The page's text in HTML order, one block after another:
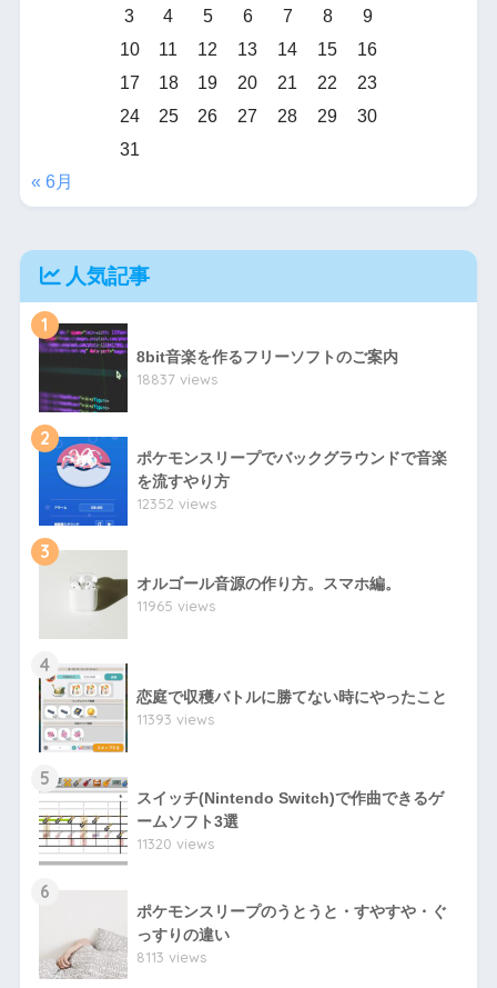
3
4 5 6 7 8
9
10
11 12 13 14 15
16
17
18 19 20 21 22
23
24
25 26 27 28 29
30
31
« 6月
人気記事
1
8bit音楽を作るフリーソフトのご案内
18837 views
2
ポケモンスリープでバックグラウンドで音楽
を流すやり方
12352 views
3
オルゴール音源の作り方。スマホ編。
11965 views
4
恋庭で収穫バトルに勝てない時にやったこと
11393 views
5
スイッチ(Nintendo Switch)で作曲できるゲ
ームソフト3選
11320 views
6
ポケモンスリープのうとうと・すやすや・ぐ
っすりの違い
8113 views